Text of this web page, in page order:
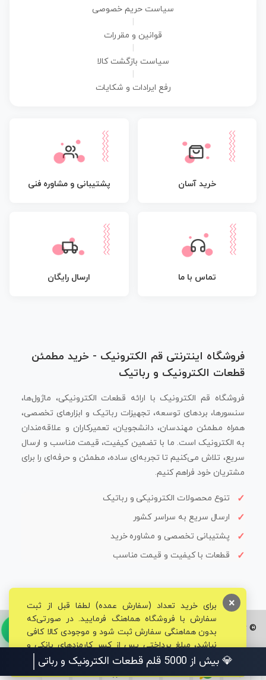
سیاست حریم خصوصی
قوانین و مقررات
سیاست بازگشت کالا
رفع ایرادات و شکایات
خرید آسان پشتیبانی و مشاوره فنی
تماس با ما ارسال رایگان
فروشگاه اینترنتی قم الکترونیک - خرید مطمئن
قطعات الکترونیک و رباتیک
فروشگاه قم الکترونیک با ارائه قطعات الکترونیکی، ماژول‌ها،
سنسورها، بردهای توسعه، تجهیزات رباتیک و ابزارهای تخصصی،
همراه مطمئن مهندسان، دانشجویان، تعمیرکاران و علاقه‌مندان
به الکترونیک است. ما با تضمین کیفیت، قیمت مناسب و ارسال
سریع، تلاش می‌کنیم تا تجربه‌ای ساده، مطمئن و حرفه‌ای را برای
مشتریان خود فراهم کنیم.
تنوع محصولات الکترونیکی و رباتیک
ارسال سریع به سراسر کشور
پشتیبانی تخصصی و مشاوره خرید
قطعات با کیفیت و قیمت مناسب
© تمامی حقوق برای فروشگاه تخصصی قم الکترونیک محفوظ می‌باشد.
برای خرید تعداد (سفارش عمده) لطفا قبل از ثبت
سفارش با فروشگاه هماهنگ فرمایید. در صورتی‌که
بدون هماهنگی سفارش ثبت شود و موجودی کالا کافی
نباشد، مبلغ پرداختی پس از کسر کارمزدهای بانکی و
مالیاتی به حساب شما بازگشت داده خواهد شد.
×
💎 بیش از 5000 قلم قطعات الکترونیک و رباتیک